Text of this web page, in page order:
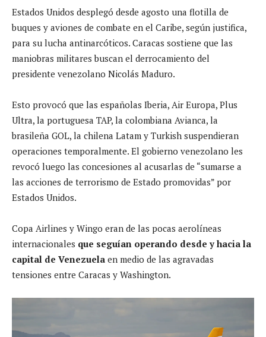
Estados Unidos desplegó desde agosto una flotilla de
buques y aviones de combate en el Caribe, según justifica,
para su lucha antinarcóticos. Caracas sostiene que las
maniobras militares buscan el derrocamiento del
presidente venezolano Nicolás Maduro.
Esto provocó que las españolas Iberia, Air Europa, Plus
Ultra, la portuguesa TAP, la colombiana Avianca, la
brasileña GOL, la chilena Latam y Turkish suspendieran
operaciones temporalmente. El gobierno venezolano les
revocó luego las concesiones al acusarlas de “sumarse a
las acciones de terrorismo de Estado promovidas” por
Estados Unidos.
Copa Airlines y Wingo eran de las pocas aerolíneas
internacionales que seguían operando desde y hacia la
capital de Venezuela en medio de las agravadas
tensiones entre Caracas y Washington.